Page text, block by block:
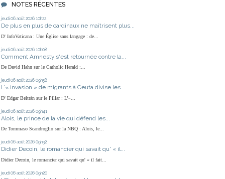
NOTES RÉCENTES
jeudi 06 août 2026 10h22
De plus en plus de cardinaux ne maîtrisent plus...
D' InfoVaticana : Une Église sans langage : de...
jeudi 06 août 2026 10h08
Comment Amnesty s'est retournée contre la...
De David Hahn sur le Catholic Herald :...
jeudi 06 août 2026 09h58
L’« invasion » de migrants à Ceuta divise les...
D' Edgar Beltrán sur le Pillar : L’«...
jeudi 06 août 2026 09h41
Alois, le prince de la vie qui défend les...
De Tommaso Scandroglio sur la NBQ : Alois, le...
jeudi 06 août 2026 09h32
Didier Decoin, le romancier qui savait qu' « il...
Didier Decoin, le romancier qui savait qu' « il fait...
jeudi 06 août 2026 09h20